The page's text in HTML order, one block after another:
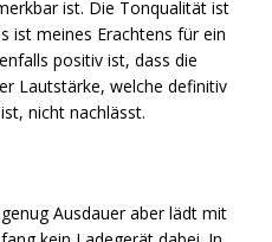
ist. Die Tonqualität ist
ist meines Erachtens für ein
positiv ist, dass die
Lautstärke, welche definitiv
nicht nachlässt.
Ausdauer aber lädt mit